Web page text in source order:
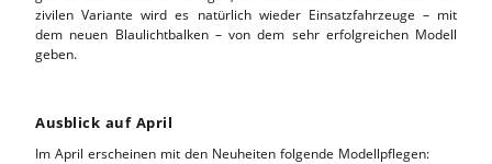
zivilen Variante wird es natürlich wieder Einsatzfahrzeuge – mit
dem neuen Blaulichtbalken – von dem sehr erfolgreichen Modell
geben.
Ausblick auf April
Im April erscheinen mit den Neuheiten folgende Modellpflegen: